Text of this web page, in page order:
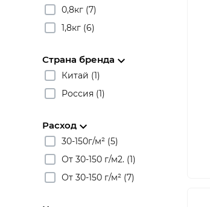
0,8кг (7)
1,8кг (6)
Страна бренда
Китай (1)
Россия (1)
Расход
30-150г/м² (5)
От 30-150 г/м2. (1)
От 30-150 г/м² (7)